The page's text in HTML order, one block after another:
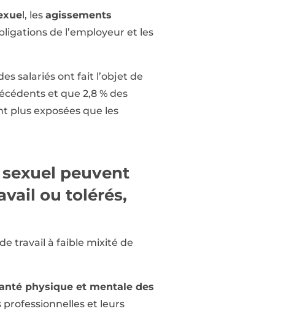
l, les agissements
de l’employeur et les
salariés ont fait l’objet de
et que 2,8 % des
plus exposées que les
peuvent
ou tolérés,
travail à faible mixité de
physique et mentale des
et leurs